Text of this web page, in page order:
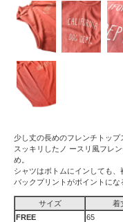
少し丈の長めのフレンチトップ
スッキリしたノ ースリ風フレ
め。
シャツはボトムにインしても、
バックプリントがポイントにな
サイズ 着
FREE
65